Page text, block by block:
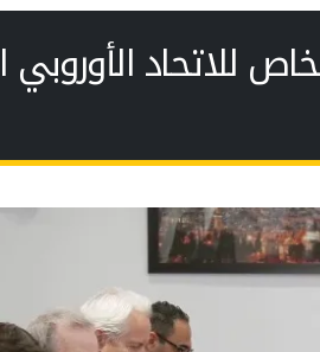
للاتحاد